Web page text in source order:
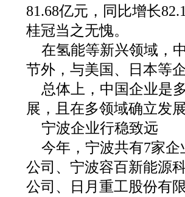
81.68亿元，同比增长
桂冠当之无愧。
在氢能等新兴领域，
节外，与美国、日本等
总体上，中国企业是
展，且在多领域确立发
宁波企业行稳致远
今年，宁波共有7家
公司、宁波容百新能源
公司、日月重工股份有